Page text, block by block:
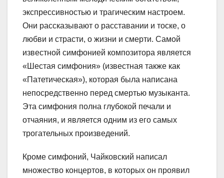
экспрессивностью и трагическим настроем.
Они рассказывают о расставании и тоске, о
любви и страсти, о жизни и смерти. Самой
известной симфонией композитора является
«Шестая симфония» (известная также как
«Патетическая»), которая была написана
непосредственно перед смертью музыканта.
Эта симфония полна глубокой печали и
отчаяния, и является одним из его самых
трогательных произведений.
Кроме симфоний, Чайковский написал
множество концертов, в которых он проявил